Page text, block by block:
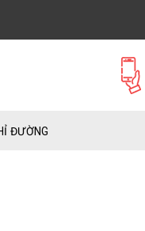
ĐƯỜNG